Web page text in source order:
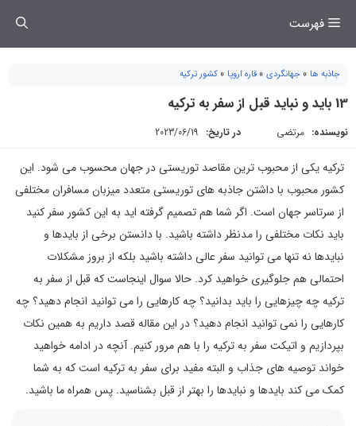
فهرست
جاذبه ها » جهانگردی » قاره اروپا » کشور ترکیه
13 باید و نباید قبل از سفر به ترکیه
نویسنده: مرتضی در تاریخ: 2023/06/19
ترکیه یکی از محبوب ترین مقاصد توریستی در جهان محسوب می شود. این
کشور محبوب با داشتن جاذبه های توریستی متعدد میزبان مسافران مختلفی
از سرتاسر جهان است. اگر شما هم تصمیم گرفته اید به این کشور سفر کنید
باید نکات مختلفی را مدنظر داشته باشید. با دانستن برخی از بایدها و
نبایدها نه تنها می توانید سفر عالی داشته باشید بلکه از بروز مشکلات
احتمالی هم جلوگیری خواهید کرد. حالا سوال اینجاست که قبل از سفر به
ترکیه چه چیزهایی را باید بدانید؟ چه کارهایی را می توانید انجام دهید؟ چه
کارهایی را نمی توانید انجام دهید؟ در این مقاله قصد داریم به همین نکات
بپردازیم و اتیکت سفر به ترکیه را با هم مرور کنیم. آنچه در ادامه خواهید
خواند توصیه های جذاب و البته مفید برای سفر به ترکیه است که به شما
کمک می کند بایدها و نبایدها را بهتر از قبل بشناسید. پس همراه ما باشید.